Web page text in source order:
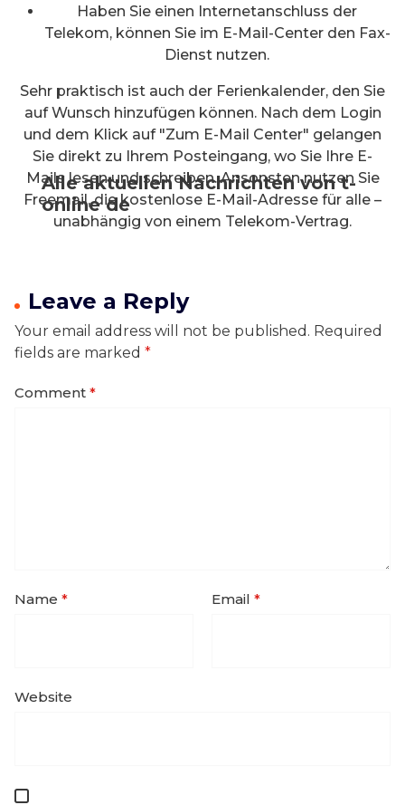
Alle aktuellen Nachrichten von t-
online de
Haben Sie einen Internetanschluss der
Telekom, können Sie im E-Mail-Center den Fax-
Dienst nutzen.
Sehr praktisch ist auch der Ferienkalender, den Sie
auf Wunsch hinzufügen können. Nach dem Login
und dem Klick auf "Zum E-Mail Center" gelangen
Sie direkt zu Ihrem Posteingang, wo Sie Ihre E-
Mails lesen und schreiben. Ansonsten nutzen Sie
Freemail, die kostenlose E-Mail-Adresse für alle –
unabhängig von einem Telekom-Vertrag.
Leave a Reply
Your email address will not be published. Required
fields are marked *
Comment *
Name * Email *
Website